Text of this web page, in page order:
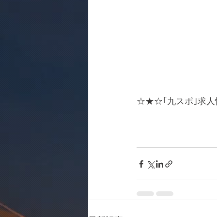
☆★☆｢九スポ｣求